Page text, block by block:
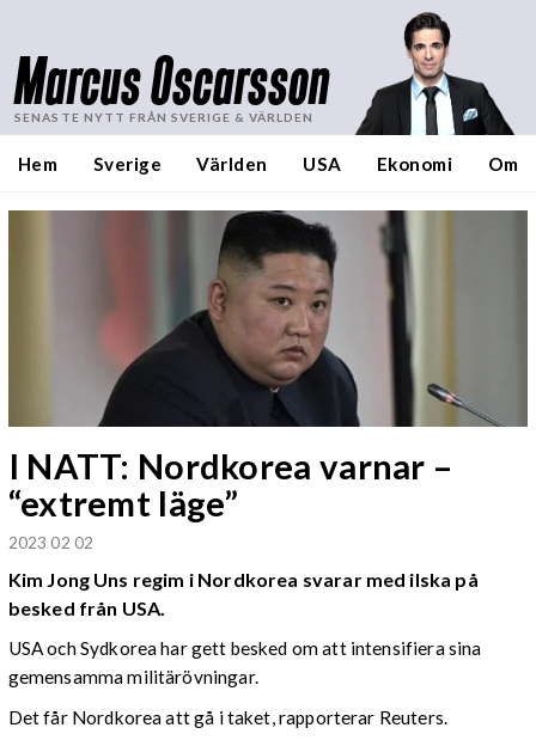
Marcus Oscarsson
SENASTE NYTT FRÅN SVERIGE & VÄRLDEN
Hem Sverige Världen USA Ekonomi Om
I NATT: Nordkorea varnar –
“extremt läge”
2023 02 02
Kim Jong Uns regim i Nordkorea svarar med ilska på
besked från USA.
USA och Sydkorea har gett besked om att intensifiera sina
gemensamma militärövningar.
Det får Nordkorea att gå i taket, rapporterar Reuters.